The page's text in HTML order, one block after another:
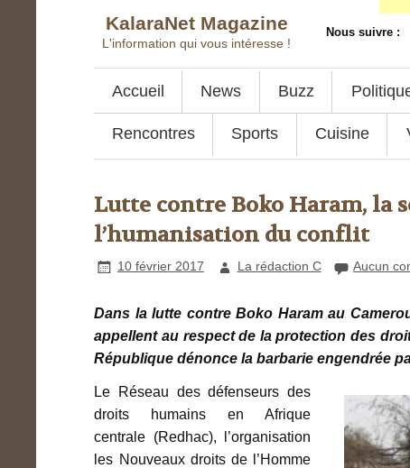
KalaraNet Magazine
L'information qui vous intéresse !
Nous suivre :
Accueil News Buzz
Rencontres Sports Cuisine
Lutte contre Boko Haram, la
l’humanisation du conflit
10 février 2017 La rédaction C Aucun
Dans la lutte contre Boko Haram au
appellent au respect de la protection des
République dénonce la barbarie engendrée
Le Réseau des défenseurs des
droits humains en Afrique
centrale (Redhac), l’organisation
les Nouveaux droits de l’Homme